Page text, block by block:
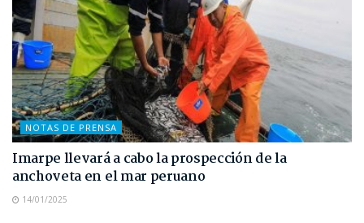
NOTAS DE PRENSA
Imarpe llevará a cabo la prospección de la
anchoveta en el mar peruano
14/01/2025